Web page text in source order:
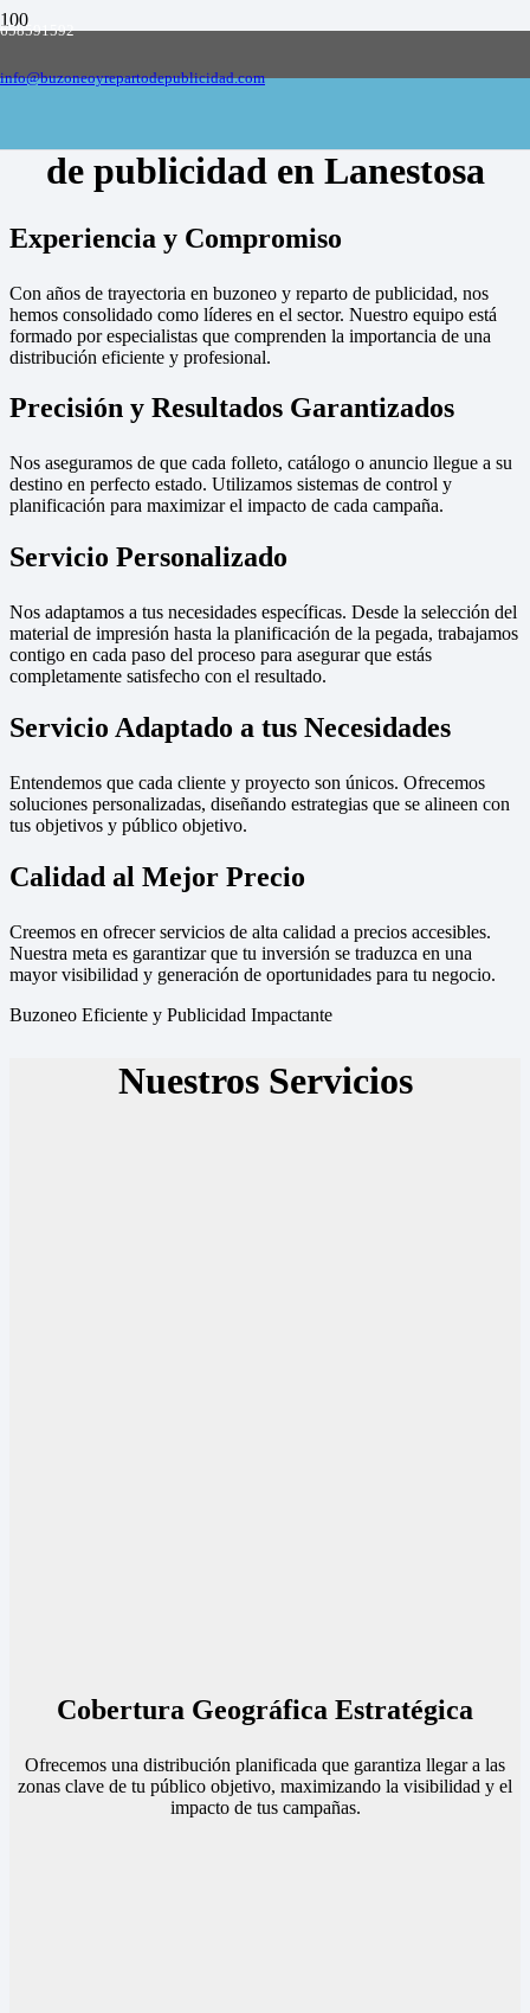
658591592
info@buzoneoyrepartodepublicidad.com
Empresa de buzoneo y reparto de publicidad
de publicidad en Lanestosa
Experiencia y Compromiso
Con años de trayectoria en buzoneo y reparto de publicidad, nos
hemos consolidado como líderes en el sector. Nuestro equipo está
formado por especialistas que comprenden la importancia de una
distribución eficiente y profesional.
Precisión y Resultados Garantizados
Nos aseguramos de que cada folleto, catálogo o anuncio llegue a su
destino en perfecto estado. Utilizamos sistemas de control y
planificación para maximizar el impacto de cada campaña.
Servicio Personalizado
Nos adaptamos a tus necesidades específicas. Desde la selección del
material de impresión hasta la planificación de la pegada, trabajamos
contigo en cada paso del proceso para asegurar que estás
completamente satisfecho con el resultado.
Servicio Adaptado a tus Necesidades
Entendemos que cada cliente y proyecto son únicos. Ofrecemos
soluciones personalizadas, diseñando estrategias que se alineen con
tus objetivos y público objetivo.
Calidad al Mejor Precio
Creemos en ofrecer servicios de alta calidad a precios accesibles.
Nuestra meta es garantizar que tu inversión se traduzca en una
mayor visibilidad y generación de oportunidades para tu negocio.
Buzoneo Eficiente y Publicidad Impactante
Nuestros Servicios
Cobertura Geográfica Estratégica
Ofrecemos una distribución planificada que garantiza llegar a las
zonas clave de tu público objetivo, maximizando la visibilidad y el
impacto de tus campañas.